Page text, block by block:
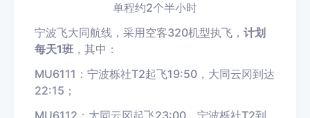
单程约2个半小时
宁波飞大同航线，采用空客320机型执飞， 计划
每天1班 ，其中：
MU6111：宁波栎社T2起飞19:50，大同云冈到达
22:15；
MU6112：大同云冈起飞23:00，宁波栎社T2到